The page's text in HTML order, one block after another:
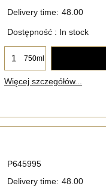
Delivery time: 48.00
Dostępność : In stock
750ml
Więcej szczegółów...
P645995
Delivery time: 48.00